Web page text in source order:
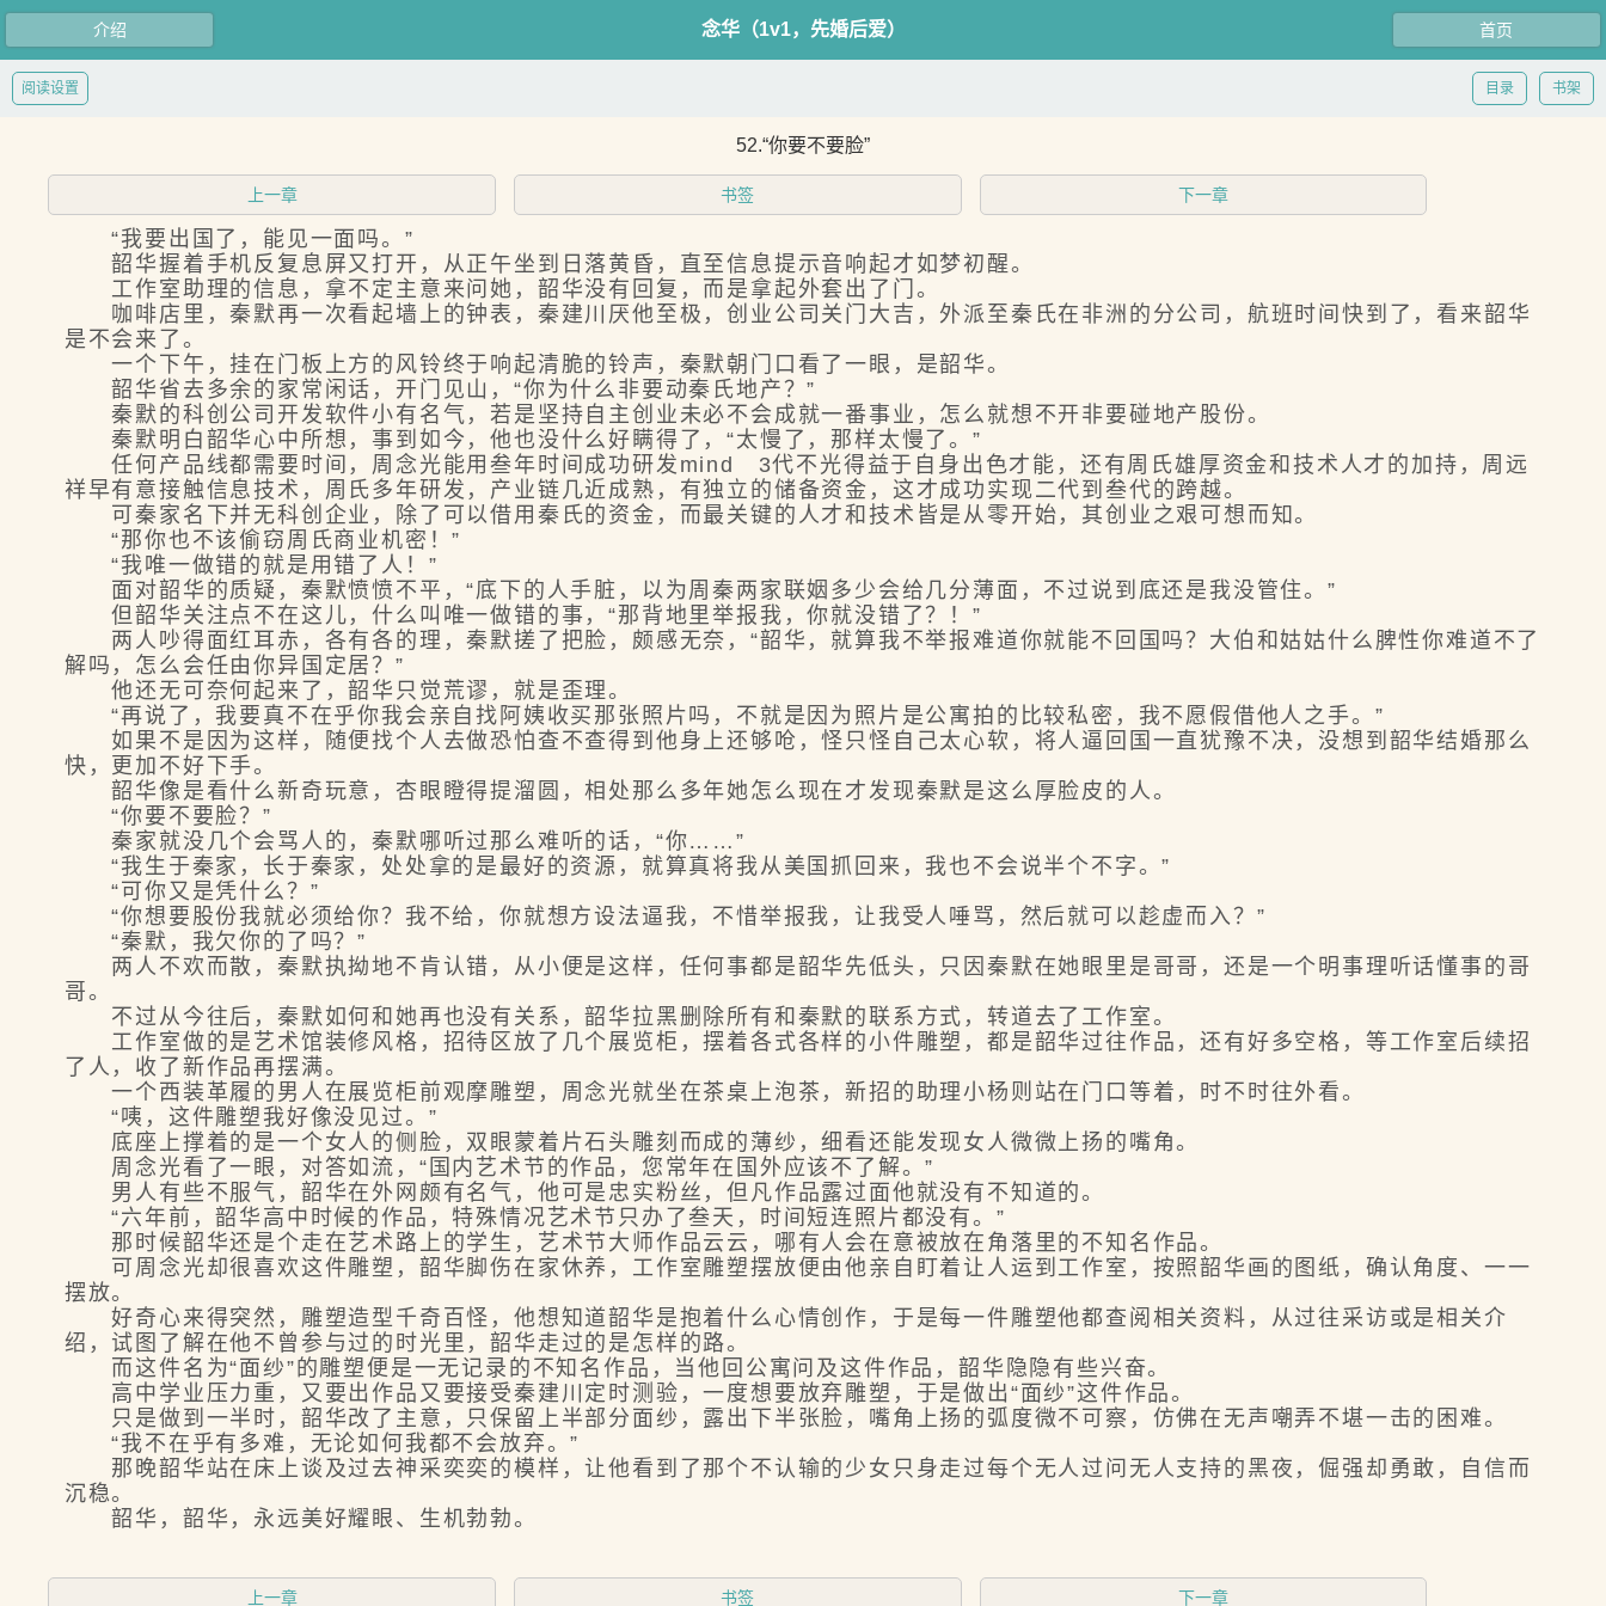
介绍 首页
念华（1v1，先婚后爱）
书架
目录
阅读设置
52.“你要不要脸”
上一章 书签 下一章
“我要出国了，能见一面吗。”
韶华握着手机反复息屏又打开，从正午坐到日落黄昏，直至信息提示音响起才如梦初醒。
工作室助理的信息，拿不定主意来问她，韶华没有回复，而是拿起外套出了门。
咖啡店里，秦默再一次看起墙上的钟表，秦建川厌他至极，创业公司关门大吉，外派至秦氏在非洲的分公司，航班时间快到了，看来韶华
是不会来了。
一个下午，挂在门板上方的风铃终于响起清脆的铃声，秦默朝门口看了一眼，是韶华。
韶华省去多余的家常闲话，开门见山，“你为什么非要动秦氏地产？”
秦默的科创公司开发软件小有名气，若是坚持自主创业未必不会成就一番事业，怎么就想不开非要碰地产股份。
秦默明白韶华心中所想，事到如今，他也没什么好瞒得了，“太慢了，那样太慢了。”
任何产品线都需要时间，周念光能用叁年时间成功研发mind 3代不光得益于自身出色才能，还有周氏雄厚资金和技术人才的加持，周远
祥早有意接触信息技术，周氏多年研发，产业链几近成熟，有独立的储备资金，这才成功实现二代到叁代的跨越。
可秦家名下并无科创企业，除了可以借用秦氏的资金，而最关键的人才和技术皆是从零开始，其创业之艰可想而知。
“那你也不该偷窃周氏商业机密！”
“我唯一做错的就是用错了人！”
面对韶华的质疑，秦默愤愤不平，“底下的人手脏，以为周秦两家联姻多少会给几分薄面，不过说到底还是我没管住。”
但韶华关注点不在这儿，什么叫唯一做错的事，“那背地里举报我，你就没错了？！”
两人吵得面红耳赤，各有各的理，秦默搓了把脸，颇感无奈，“韶华，就算我不举报难道你就能不回国吗？大伯和姑姑什么脾性你难道不了
解吗，怎么会任由你异国定居？”
他还无可奈何起来了，韶华只觉荒谬，就是歪理。
“再说了，我要真不在乎你我会亲自找阿姨收买那张照片吗，不就是因为照片是公寓拍的比较私密，我不愿假借他人之手。”
如果不是因为这样，随便找个人去做恐怕查不查得到他身上还够呛，怪只怪自己太心软，将人逼回国一直犹豫不决，没想到韶华结婚那么
快，更加不好下手。
韶华像是看什么新奇玩意，杏眼瞪得提溜圆，相处那么多年她怎么现在才发现秦默是这么厚脸皮的人。
“你要不要脸？”
秦家就没几个会骂人的，秦默哪听过那么难听的话，“你……”
“我生于秦家，长于秦家，处处拿的是最好的资源，就算真将我从美国抓回来，我也不会说半个不字。”
“可你又是凭什么？”
“你想要股份我就必须给你？我不给，你就想方设法逼我，不惜举报我，让我受人唾骂，然后就可以趁虚而入？”
“秦默，我欠你的了吗？”
两人不欢而散，秦默执拗地不肯认错，从小便是这样，任何事都是韶华先低头，只因秦默在她眼里是哥哥，还是一个明事理听话懂事的哥
哥。
不过从今往后，秦默如何和她再也没有关系，韶华拉黑删除所有和秦默的联系方式，转道去了工作室。
工作室做的是艺术馆装修风格，招待区放了几个展览柜，摆着各式各样的小件雕塑，都是韶华过往作品，还有好多空格，等工作室后续招
了人，收了新作品再摆满。
一个西装革履的男人在展览柜前观摩雕塑，周念光就坐在茶桌上泡茶，新招的助理小杨则站在门口等着，时不时往外看。
“咦，这件雕塑我好像没见过。”
底座上撑着的是一个女人的侧脸，双眼蒙着片石头雕刻而成的薄纱，细看还能发现女人微微上扬的嘴角。
周念光看了一眼，对答如流，“国内艺术节的作品，您常年在国外应该不了解。”
男人有些不服气，韶华在外网颇有名气，他可是忠实粉丝，但凡作品露过面他就没有不知道的。
“六年前，韶华高中时候的作品，特殊情况艺术节只办了叁天，时间短连照片都没有。”
那时候韶华还是个走在艺术路上的学生，艺术节大师作品云云，哪有人会在意被放在角落里的不知名作品。
可周念光却很喜欢这件雕塑，韶华脚伤在家休养，工作室雕塑摆放便由他亲自盯着让人运到工作室，按照韶华画的图纸，确认角度、一一
摆放。
好奇心来得突然，雕塑造型千奇百怪，他想知道韶华是抱着什么心情创作，于是每一件雕塑他都查阅相关资料，从过往采访或是相关介
绍，试图了解在他不曾参与过的时光里，韶华走过的是怎样的路。
而这件名为“面纱”的雕塑便是一无记录的不知名作品，当他回公寓问及这件作品，韶华隐隐有些兴奋。
高中学业压力重，又要出作品又要接受秦建川定时测验，一度想要放弃雕塑，于是做出“面纱”这件作品。
只是做到一半时，韶华改了主意，只保留上半部分面纱，露出下半张脸，嘴角上扬的弧度微不可察，仿佛在无声嘲弄不堪一击的困难。
“我不在乎有多难，无论如何我都不会放弃。”
那晚韶华站在床上谈及过去神采奕奕的模样，让他看到了那个不认输的少女只身走过每个无人过问无人支持的黑夜，倔强却勇敢，自信而
沉稳。
韶华，韶华，永远美好耀眼、生机勃勃。
上一章 书签 下一章